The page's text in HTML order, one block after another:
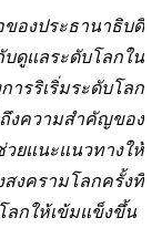
องประธานาธิบดี
ดูแลระดับโลกใน
รริเริ่มระดับโลก
งความสำคัญของ
แนะแนวทางให้
งครามโลกครั้งที่
ลกให้เข้มแข็งขึ้น